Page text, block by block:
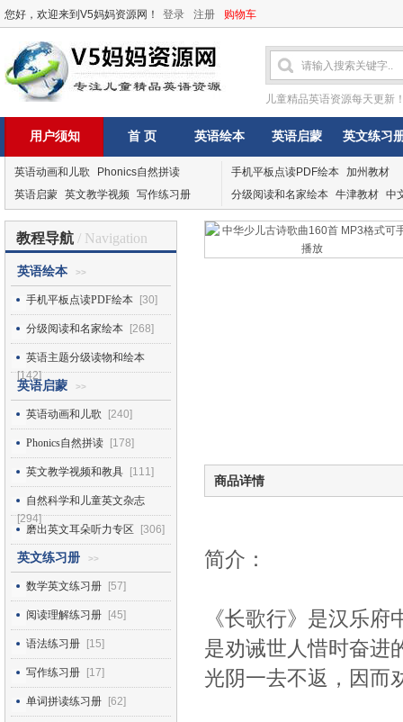
您好，欢迎来到V5妈妈资源网！ 登录 注册 购物车
儿童精品英语资源每天更新
用户须知 首 页 英语绘本 英语启蒙 英文练习
英语动画和儿歌
Phonics自然拼读
英语启蒙 英文教学视频 写作练习册
手机平板点读PDF绘本 加州教材
分级阅读和名家绘本 牛津教材 中
教程导航 / Navigation
英语绘本 >>
手机平板点读PDF绘本 [30]
分级阅读和名家绘本 [268]
英语主题分级读物和绘本
[142]
英语启蒙 >>
英语动画和儿歌 [240]
Phonics自然拼读 [178]
英文教学视频和教具 [111]
自然科学和儿童英文杂志
[294]
磨出英文耳朵听力专区
[306]
英文练习册 >>
数学英文练习册 [57]
阅读理解练习册 [45]
语法练习册 [15]
写作练习册 [17]
单词拼读练习册 [62]
商品详情
简介：
《长歌行》是汉乐
是劝诫世人惜时奋进
光阴一去不返，因而